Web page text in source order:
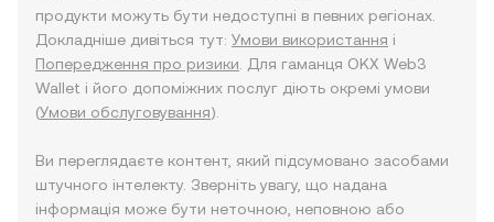
продукти можуть бути недоступні в певних регіонах.
Докладніше дивіться тут: Умови використання і
Попередження про ризики . Для гаманця OKX Web3
Wallet і його допоміжних послуг діють окремі умови
(Умови обслуговування).
Ви переглядаєте контент, який підсумовано засобами
штучного інтелекту. Зверніть увагу, що надана
інформація може бути неточною, неповною або